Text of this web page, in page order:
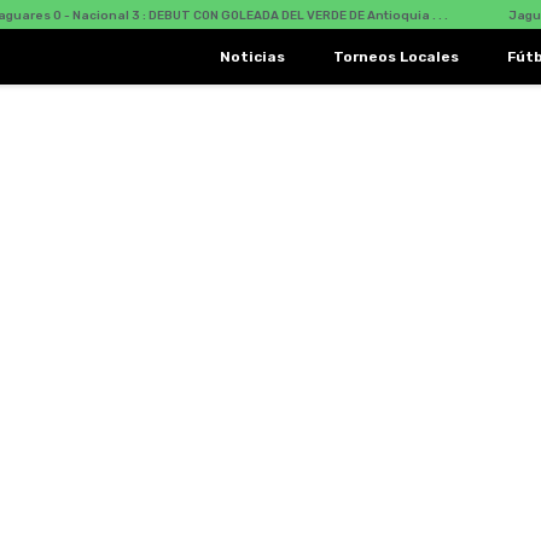
0 - Nacional 3 : DEBUT CON GOLEADA DEL VERDE DE Antioquia . . .
Noticias Torneos Locales